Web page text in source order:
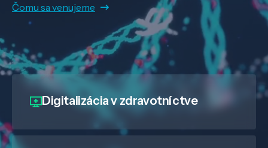
Čomu sa venujeme
Digitalizáciav zdravotníctve